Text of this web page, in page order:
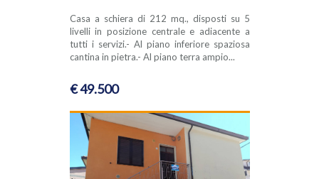
Casa a schiera di 212 mq., disposti su 5
livelli in posizione centrale e adiacente a
tutti i servizi.- Al piano inferiore spaziosa
cantina in pietra.- Al piano terra ampio...
€ 49.500